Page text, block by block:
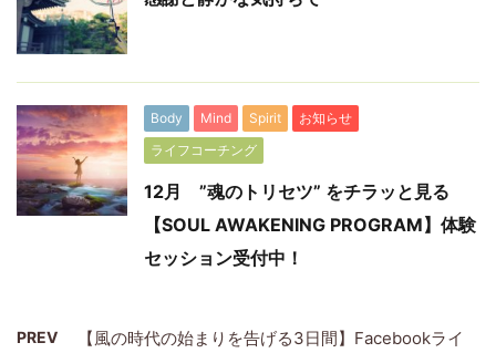
Body Mind Spirit
お知らせ
ライフコーチング
12月 ”魂のトリセツ” をチラッと見る
【SOUL AWAKENING PROGRAM】体験
セッション受付中！
PREV
【風の時代の始まりを告げる3日間】Facebookライ